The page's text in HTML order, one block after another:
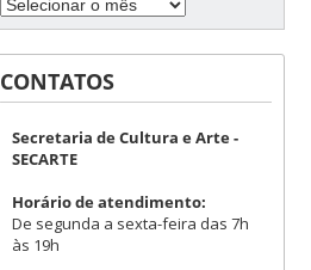
CONTATOS
Secretaria de Cultura e Arte -
SECARTE
Horário de atendimento:
De segunda a sexta-feira das 7h
às 19h